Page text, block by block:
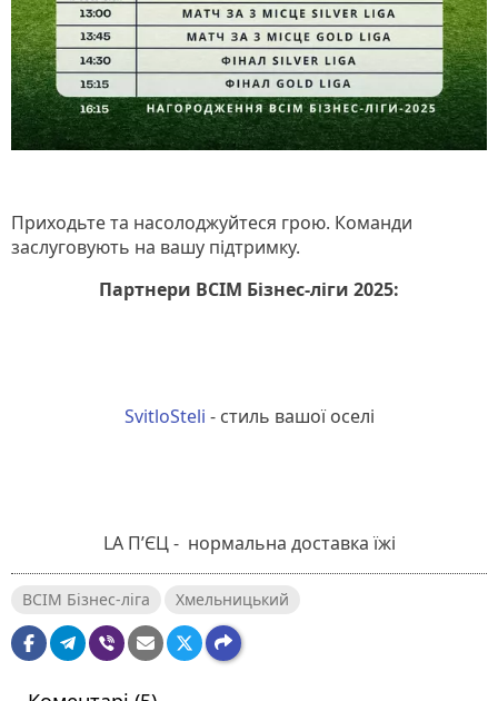
Приходьте та насолоджуйтеся грою. Команди
заслуговують на вашу підтримку.
Партнери ВСІМ Бізнес-ліги 2025:
SvitloSteli - стиль вашої оселі
LA П’ЄЦ - нормальна доставка їжі
ВСІМ Бізнес-ліга Хмельницький